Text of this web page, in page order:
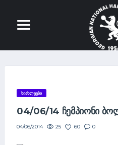
ᲡᲘᲐᲮᲚᲔᲔᲑᲘ
04/06/14 ᲩᲔᲛᲞᲘᲝᲜᲘ
04/06/2014 25 60 0